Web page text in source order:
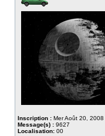
Inscription : Mer Août 20,
Message(s) : 9627
Localisation: 00